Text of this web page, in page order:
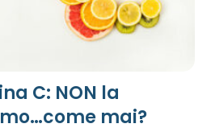
C: NON la
mai?